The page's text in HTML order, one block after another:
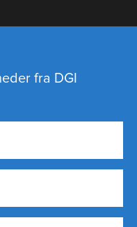
fra DGI